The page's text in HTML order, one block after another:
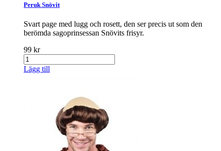
Peruk Snövit
Svart page med lugg och rosett, den ser precis ut som den
berömda sagoprinsessan Snövits frisyr.
99 kr
Lägg till